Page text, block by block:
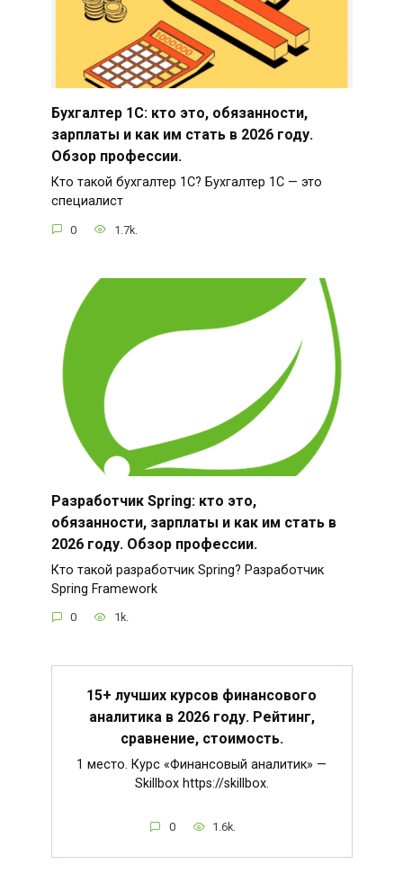
Бухгалтер 1С: кто это, обязанности,
зарплаты и как им стать в 2026 году.
Обзор профессии.
Кто такой бухгалтер 1С? Бухгалтер 1С — это
специалист
0 1.7k.
Разработчик Spring: кто это,
обязанности, зарплаты и как им стать в
2026 году. Обзор профессии.
Кто такой разработчик Spring? Разработчик
Spring Framework
0 1k.
15+ лучших курсов финансового
аналитика в 2026 году. Рейтинг,
сравнение, стоимость.
1 место. Курс «Финансовый аналитик» —
Skillbox https://skillbox.
0 1.6k.